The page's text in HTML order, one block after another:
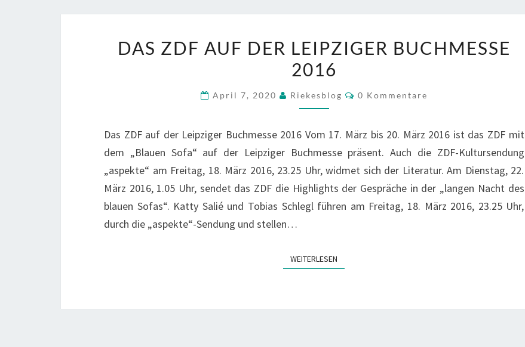
ZDF
AUF
LEIPZIGER
2016
DAS ZDF AUF DER LEIPZIGER BUCHMESSE
2016
April 7, 2020 Riekesblog Kommentare
0 Kommentare
Das ZDF auf der Leipziger Buchmesse 2016 Vom 17. März bis 20. März 2016 ist das ZDF mit
dem „Blauen Sofa“ auf der Leipziger Buchmesse präsent. Auch die ZDF-Kultursendung
„aspekte“ am Freitag, 18. März 2016, 23.25 Uhr, widmet sich der Literatur. Am Dienstag, 22.
März 2016, 1.05 Uhr, sendet das ZDF die Highlights der Gespräche in der „langen Nacht des
blauen Sofas“. Katty Salié und Tobias Schlegl führen am Freitag, 18. März 2016, 23.25 Uhr,
durch die „aspekte“-Sendung und stellen…
WEITERLESEN